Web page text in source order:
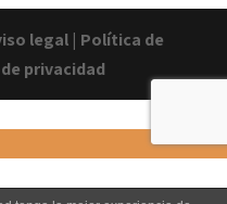
legal | Política de
privacidad